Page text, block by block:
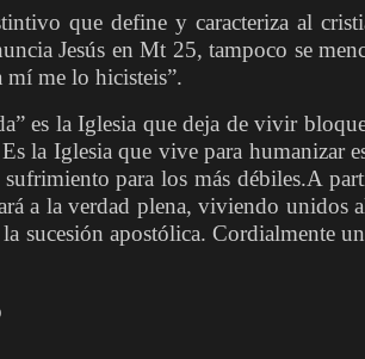
que define y caracteriza al
Jesús en Mt 25, tampoco se
mí me lo hicisteis”.
es la Iglesia que deja de vivir
la Iglesia que vive para humanizar
para los más débiles.A
a la verdad plena, viviendo unidos
sucesión apostólica. Cordialmente